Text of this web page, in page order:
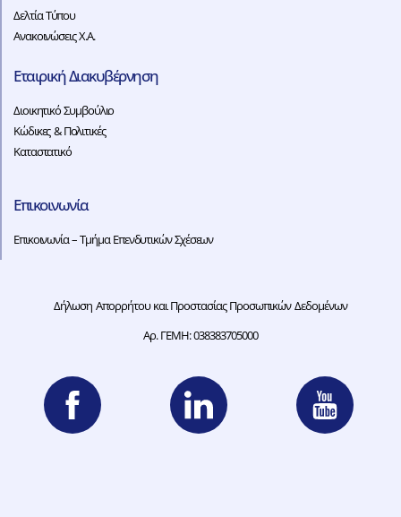
Δελτία Τύπου
Ανακοινώσεις Χ.Α.
Εταιρική Διακυβέρνηση
Διοικητικό Συμβούλιο
Κώδικες & Πολιτικές
Καταστατικό
Επικοινωνία
Επικοινωνία – Τμήμα Επενδυτικών Σχέσεων
Δήλωση Απορρήτου και Προστασίας Προσωπικών Δεδομένων
Αρ. ΓΕΜΗ: 038383705000